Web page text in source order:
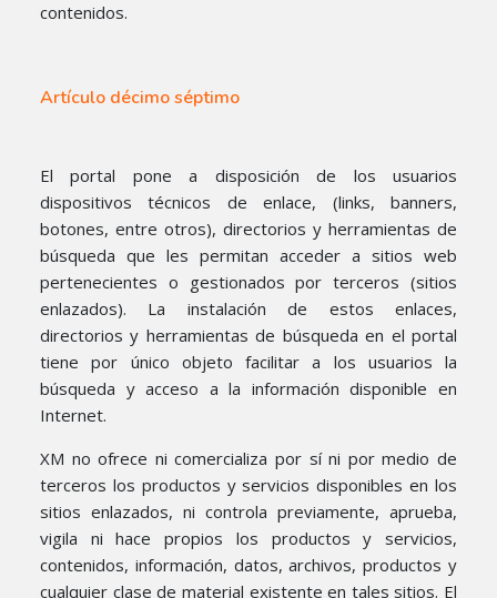
contenidos.
Artículo décimo séptimo
El portal pone a disposición de los usuarios
dispositivos técnicos de enlace, (links, banners,
botones, entre otros), directorios y herramientas de
búsqueda que les permitan acceder a sitios web
pertenecientes o gestionados por terceros (sitios
enlazados). La instalación de estos enlaces,
directorios y herramientas de búsqueda en el portal
tiene por único objeto facilitar a los usuarios la
búsqueda y acceso a la información disponible en
Internet.
XM no ofrece ni comercializa por sí ni por medio de
terceros los productos y servicios disponibles en los
sitios enlazados, ni controla previamente, aprueba,
vigila ni hace propios los productos y servicios,
contenidos, información, datos, archivos, productos y
cualquier clase de material existente en tales sitios. El